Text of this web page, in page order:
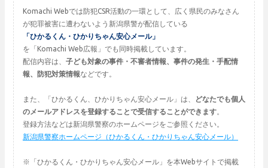
Komachi Webでは防犯CSR活動の一環として、広く県民のみなさん
が犯罪被害に遭わないよう新潟県警が配信している
「ひかるくん・ひかりちゃん安心メール」
を「Komachi Web広報」でも同時掲載しています。
配信内容は、 子ども対象の事件・不審者情報、事件の発生・手配情
報、防犯対策情報などです。
また、「ひかるくん、ひかりちゃん安心メール」は、
どなたでも個人
のメールアドレスを登録することで受信することができます。
登録方法などは新潟県警察のホームページをご参照ください。
新潟県警察ホームページ（ひかるくん・ひかりちゃん安心メール）
※「ひかるくん・ひかりちゃん安心メール」を本Webサイトで掲載